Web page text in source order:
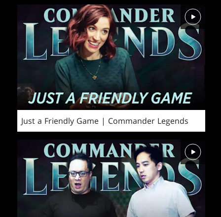
Just a Friendly Game | Commander Legends